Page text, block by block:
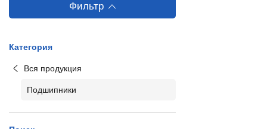
Фильтр
Категория
Вся продукция
Подшипники